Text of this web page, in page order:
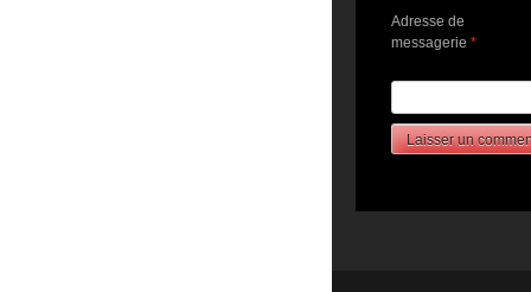
Adresse de
messagerie *